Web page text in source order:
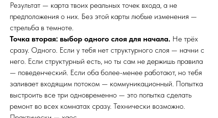
Результат — карта твоих реальных точек входа, а не
предположения о них. Без этой карты любые изменения —
стрельба в темноте.
Точка вторая: выбор одного слоя для начала. Не трёх
сразу. Одного. Если у тебя нет структурного слоя — начни с
него. Если структурный есть, но ты сам не держишь правила
— поведенческий. Если оба более-менее работают, но тебя
заливает входящим потоком — коммуникационный. Попытка
выстроить все три одновременно — это попытка сделать
ремонт во всех комнатах сразу. Технически возможно.